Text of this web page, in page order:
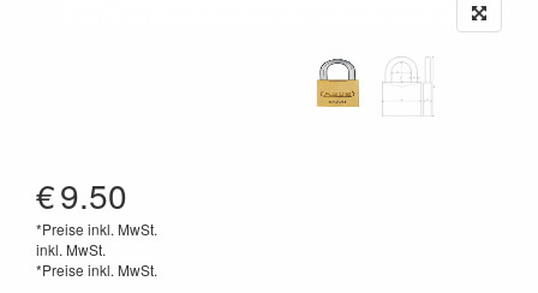
€9.50
*Preise inkl. MwSt.
inkl. MwSt.
*Preise inkl. MwSt.